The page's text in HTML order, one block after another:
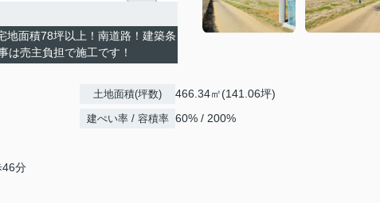
面積78坪以上！南道路！建築条
は売主負担で施工です！
46分
土地面積(坪数) 466.34㎡(141.06坪)
建ぺい率 / 容積率 60% / 200%